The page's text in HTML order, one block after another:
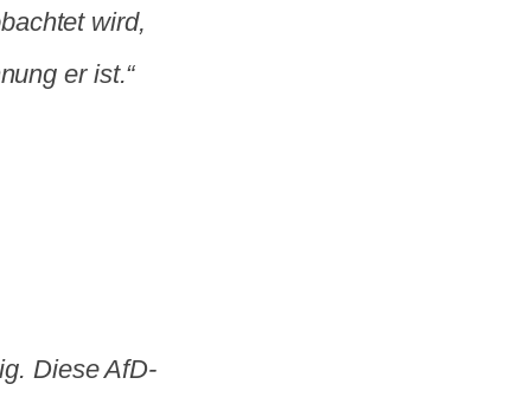
wird,
er ist.“
Diese AfD-